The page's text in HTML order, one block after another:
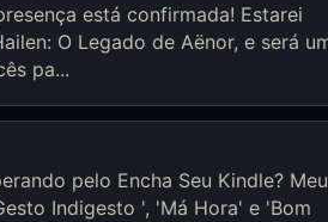
está confirmada! Estarei
O Legado de Aënor, e será
pa...
pelo Encha Seu Kindle?
Indigesto ', 'Má Hora' e 'Bom